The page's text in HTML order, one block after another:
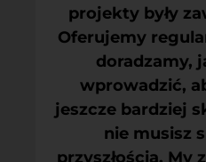
projekty były
Oferujemy
doradzamy,
wprowadzić,
jeszcze bardziej
nie musisz
przyszłością. My